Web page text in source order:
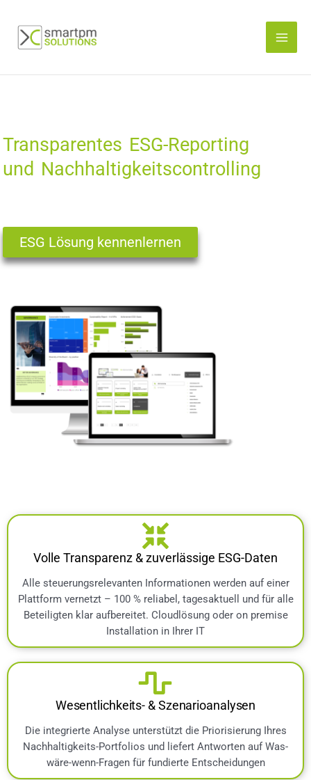
Inhalt
springen
Transparentes ESG-Reporting
und Nachhaltigkeitscontrolling
ESG Lösung kennenlernen
Volle Transparenz & zuverlässige ESG-Daten
Alle steuerungsrelevanten Informationen werden auf einer
Plattform vernetzt – 100 % reliabel, tagesaktuell und für alle
Beteiligten klar aufbereitet. Cloudlösung oder on premise
Installation in Ihrer IT
Wesentlichkeits- & Szenarioanalysen
Die integrierte Analyse unterstützt die Priorisierung Ihres
Nachhaltigkeits-Portfolios und liefert Antworten auf Was-
wäre-wenn-Fragen für fundierte Entscheidungen